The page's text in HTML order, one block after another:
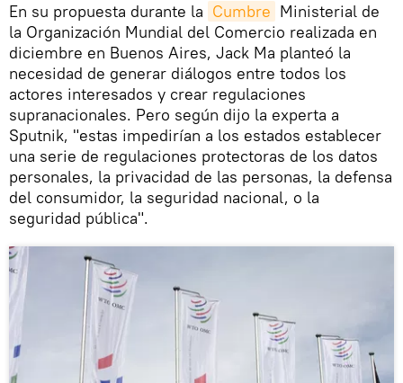
En su propuesta durante la Cumbre Ministerial de
la Organización Mundial del Comercio realizada en
diciembre en Buenos Aires, Jack Ma planteó la
necesidad de generar diálogos entre todos los
actores interesados y crear regulaciones
supranacionales. Pero según dijo la experta a
Sputnik, "estas impedirían a los estados establecer
una serie de regulaciones protectoras de los datos
personales, la privacidad de las personas, la defensa
del consumidor, la seguridad nacional, o la
seguridad pública".